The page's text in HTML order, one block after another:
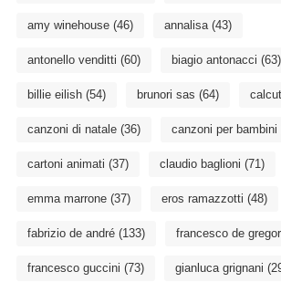
amy winehouse(46) annalisa(43)
antonello venditti (60) biagio antonacci (63)
billie eilish(54) brunori sas (64)
canzoni di natale(36) canzoni per bambini
cartoni animati (37) claudio baglioni (71)
emma marrone(37) eros ramazzotti (48)
fabrizio de andré(133) francesco de
francesco guccini (73) gianluca grignani